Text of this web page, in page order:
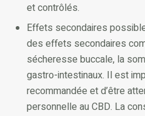
et contrôlés.
Effets secondaires
des effets secondaires
sécheresse buccale, la
gastro-intestinaux. Il est
recommandée et d’être
personnelle au CBD. La